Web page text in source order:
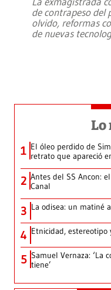
de contrapeso del
olvido, reformas
de nuevas
Lo
1 El óleo perdido de
retrato que apareció
2 Antes del SS Ancon:
Canal
3 La odisea: un matiné
4 Etnicidad, estereotipo
5 Samuel Vernaza: ‘La
tiene’